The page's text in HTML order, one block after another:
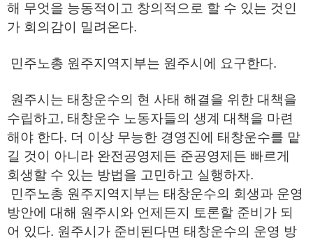
해 무엇을 능동적이고 창의적으로 할 수 있는 것인
가 회의감이 밀려온다.
민주노총 원주지역지부는 원주시에 요구한다.
원주시는 태창운수의 현 사태 해결을 위한 대책을
수립하고, 태창운수 노동자들의 생계 대책을 마련
해야 한다. 더 이상 무능한 경영진에 태창운수를 맡
길 것이 아니라 완전공영제든 준공영제든 빠르게
회생할 수 있는 방법을 고민하고 실행하자.
민주노총 원주지역지부는 태창운수의 회생과 운영
방안에 대해 원주시와 언제든지 토론할 준비가 되
어 있다. 원주시가 준비된다면 태창운수의 운영 방